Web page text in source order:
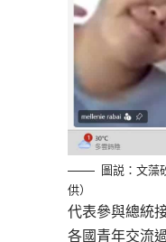
圖説：文藻
供）
代表參與總統
各國青年交流